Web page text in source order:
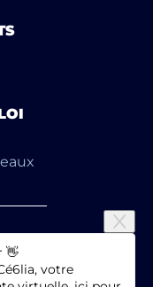
👋
votre